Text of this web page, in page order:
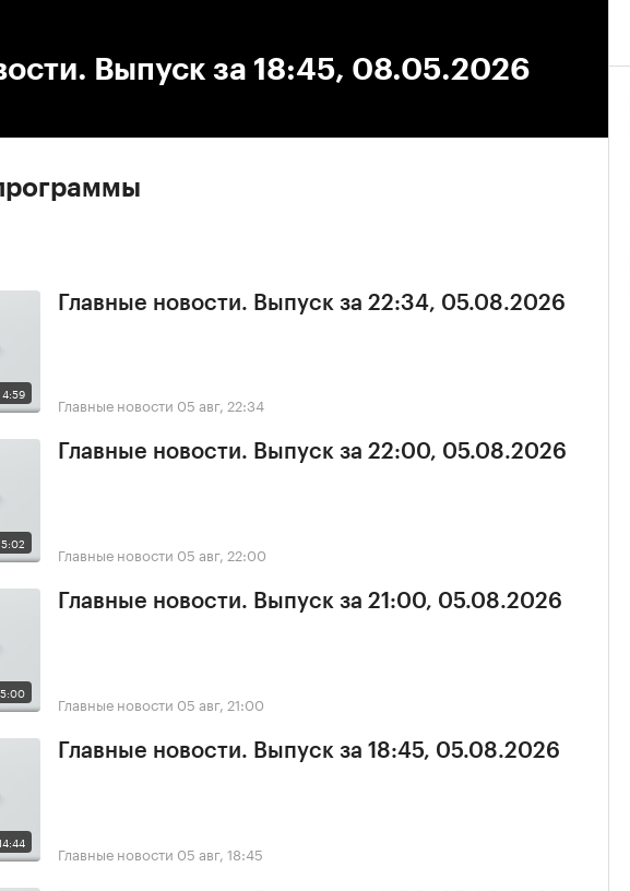
Выпуск за 18:45, 08.05.2026
4:59
Главные новости. Выпуск за 22:34, 05.08.2026
Главные новости 05 авг, 22:34
5:02
Главные новости. Выпуск за 22:00, 05.08.2026
Главные новости 05 авг, 22:00
5:00
Главные новости. Выпуск за 21:00, 05.08.2026
Главные новости 05 авг, 21:00
Главные новости. Выпуск за 18:45, 05.08.2026
Главные новости 05 авг, 18:45